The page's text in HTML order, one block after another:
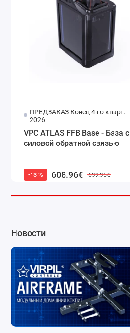
ПРЕДЗАКАЗ Конец 4-го кварт.
2026
VPC ATLAS FFB Base - База с
силовой обратной связью
-13 % 608.96€ 699.95€
Новости